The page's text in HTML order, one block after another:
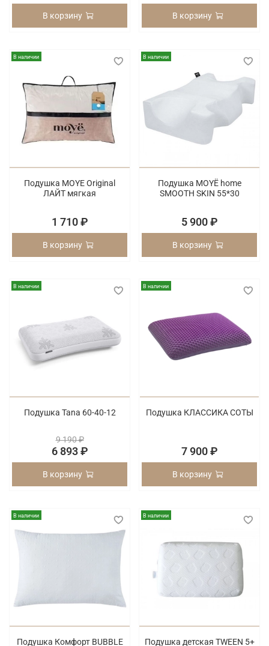
В корзину В корзину
В наличии
Подушка MOYE Original
ЛАЙТ мягкая
1 710 ₽
В корзину
В наличии
Подушка MOYЁ home
SMOOTH SKIN 55*30
5 900 ₽
В корзину
В наличии
Подушка Tana 60-40-12
9 190 ₽
6 893 ₽
В корзину
В наличии
Подушка КЛАССИКА СОТЫ
7 900 ₽
В корзину
В наличии
Подушка Комфорт BUBBLE
В наличии
Подушка детская TWEEN 5+